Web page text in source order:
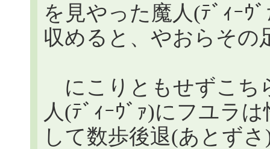
を見やった魔人(ﾃﾞｨｰｳ
収めると、やおらその
にこりともせずこち
人(ﾃﾞｨｰｳﾞｧ)にフユラ
して数歩後退(あとず